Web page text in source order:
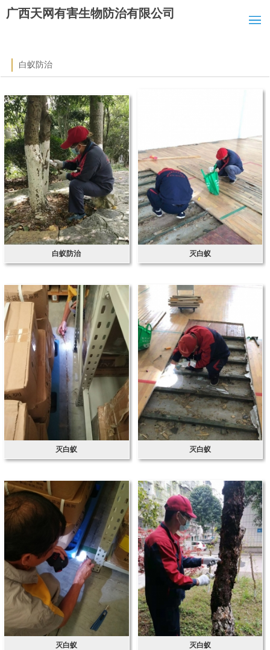
广西天网有害生物防治有限公司
白蚁防治
白蚁防治 灭白蚁
灭白蚁 灭白蚁
灭白蚁 灭白蚁